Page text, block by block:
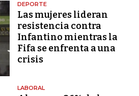
DEPORTE
Las mujeres lideran
resistencia contra
Infantino mientras la
Fifa se enfrenta a una
crisis
LABORAL